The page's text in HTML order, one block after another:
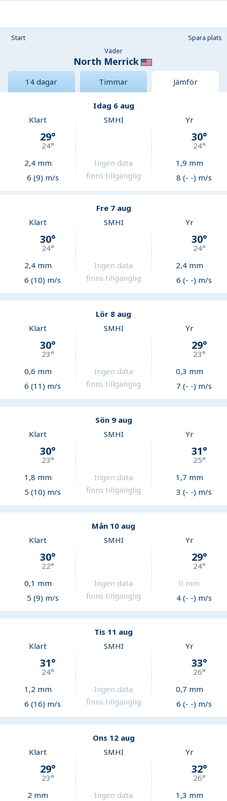
Start
Spara plats
Väder
North Merrick
14 dagar Timmar Jämför
Idag 6 aug
Klart
29°
24°
2,4mm
6 (9) m/s
SMHI
Ingen data
finns tillgänglig
Yr
30°
24°
1,9 mm
8 (- -) m/s
Fre 7 aug
Klart
30°
24°
2,4mm
6 (10) m/s
SMHI
Ingen data
finns tillgänglig
Yr
30°
24°
2,4mm
6 (- -) m/s
Lör 8 aug
Klart
30°
23°
0,6 mm
6 (11) m/s
SMHI
Ingen data
finns tillgänglig
Yr
29°
23°
0,3 mm
7 (- -) m/s
Sön 9 aug
Klart
30°
23°
1,8 mm
5 (10) m/s
SMHI
Ingen data
finns tillgänglig
Yr
31°
25°
1,7 mm
3 (- -) m/s
Mån 10 aug
Klart
30°
22°
0,1 mm
5 (9) m/s
SMHI
Ingen data
finns tillgänglig
Yr
29°
24°
0 mm
4 (- -) m/s
Tis 11 aug
Klart
31°
24°
1,2 mm
6 (16) m/s
SMHI
Ingen data
finns tillgänglig
Yr
33°
26°
0,7 mm
6 (- -) m/s
Ons 12 aug
Klart
29°
23°
2 mm
SMHI
Ingen data
Yr
32°
26°
1,3 mm